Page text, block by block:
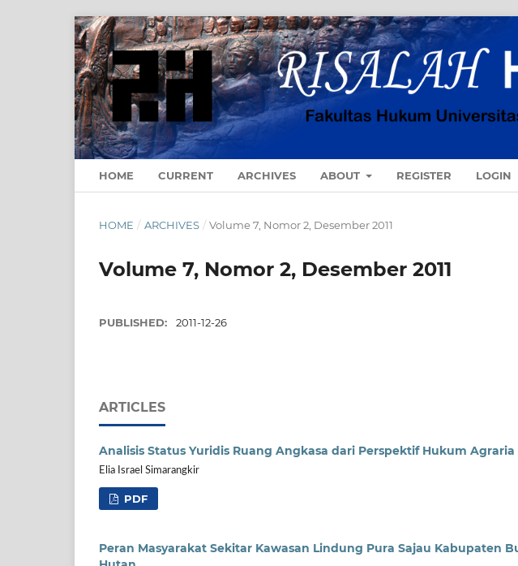
HOME CURRENT ARCHIVES ABOUT REGISTER LOGIN
HOME / ARCHIVES / Volume 7, Nomor 2, Desember 2011
Volume 7, Nomor 2, Desember 2011
PUBLISHED: 2011-12-26
ARTICLES
Analisis Status Yuridis Ruang Angkasa dari Perspektif Hukum Agraria
Elia Israel Simarangkir
PDF
Peran Masyarakat Sekitar Kawasan Lindung Pura Sajau Kabupaten